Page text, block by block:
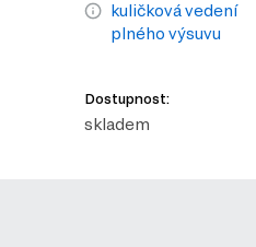
kuličková vedení
plného výsuvu
Dostupnost:
skladem